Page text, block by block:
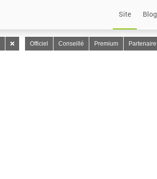
Site Blog
Officiel Conseillé Premium Partenaire